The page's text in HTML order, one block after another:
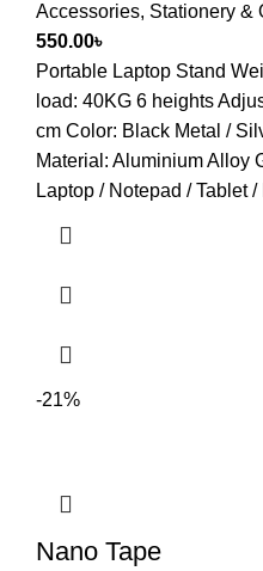
Accessories, Stationery &
550.00৳
Portable Laptop Stand
load: 40KG 6 heights
cm Color: Black Metal /
Material: Aluminium Alloy
Laptop / Notepad / Tablet
-21%
Nano Tape